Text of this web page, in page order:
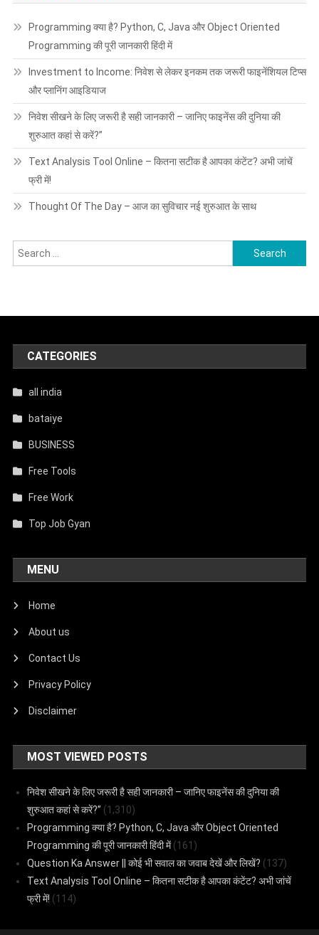
Programming क्या है? Python, C, Java और Object Oriented
Programming की पूरी जानकारी हिंदी में
Investment to Income: निवेश से लेकर इनकम तक जरूरी फाइनेंशियल टिप्स
और प्लानिंग आइडियाज
निवेश सीखने के लिए जरूरी है सही जानकारी – जानिए फाइनेंस की दुनिया की
शुरुआत कहां से करें?”
Text Analysis Tool Online – कितना सटीक है आपका कंटेंट? अभी जांचें
फ्री में!
Thought Of The Day – आज का सुविचार नई शुरुआत के साथ
Search
for:
CATEGORIES
all india
bataiye
BUSINESS
Free Tools
Free Work
Top Job Gyan
MENU
Home
About us
Contact Us
Privacy Policy
Disclaimer
MOST VIEWED POSTS
निवेश सीखने के लिए जरूरी है सही जानकारी – जानिए फाइनेंस की दुनिया की
शुरुआत कहां से करें?” (1,310)
Programming क्या है? Python, C, Java और Object Oriented
Programming की पूरी जानकारी हिंदी में (161)
Question Ka Answer || कोई भी सवाल का जवाब देखें और लिखें? (137)
Text Analysis Tool Online – कितना सटीक है आपका कंटेंट? अभी जांचें
फ्री में! (114)